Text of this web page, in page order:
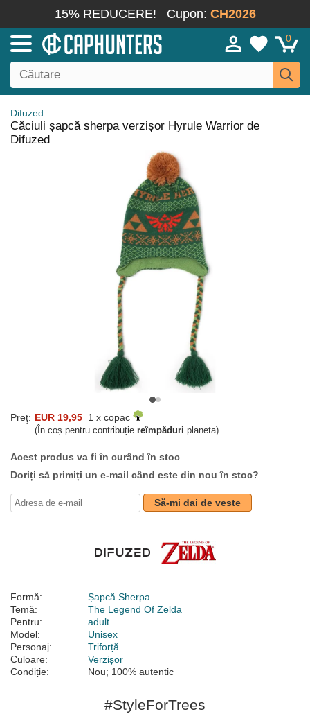
15% REDUCERE! Cupon: CH2026
0
Difuzed
Căciuli șapcă sherpa verzișor Hyrule Warrior de
Difuzed
Preţ: EUR 19,95 1 x copac
(În coș pentru contribuție reîmpăduri planeta)
Acest produs va fi în curând în stoc
Doriți să primiți un e-mail când este din nou în stoc?
Să-mi dai de veste
Formă:
Șapcă Sherpa
Temă:
The Legend Of Zelda
Pentru:
adult
Model:
Unisex
Personaj:
Triforță
Culoare:
Verzișor
Condiție:
Nou; 100% autentic
#StyleForTrees